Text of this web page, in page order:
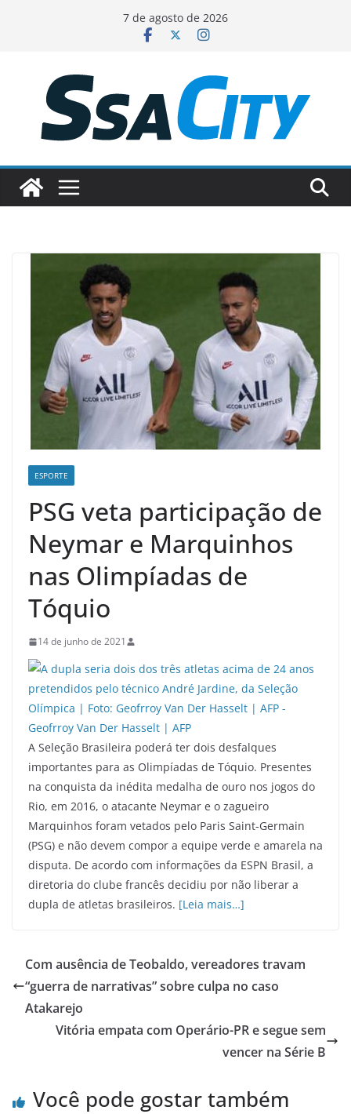
conteúdo
7 de agosto de 2026
ESPORTE
PSG veta participação de
Neymar e Marquinhos
nas Olimpíadas de
Tóquio
14 de junho de 2021
A Seleção Brasileira poderá ter dois desfalques
importantes para as Olimpíadas de Tóquio. Presentes
na conquista da inédita medalha de ouro nos jogos do
Rio, em 2016, o atacante Neymar e o zagueiro
Marquinhos foram vetados pelo Paris Saint-Germain
(PSG) e não devem compor a equipe verde e amarela na
disputa. De acordo com informações da ESPN Brasil, a
diretoria do clube francês decidiu por não liberar a
dupla de atletas brasileiros. [Leia mais…]
Com ausência de Teobaldo, vereadores travam
“guerra de narrativas” sobre culpa no caso
Atakarejo
Vitória empata com Operário-PR e segue sem
vencer na Série B
Você pode gostar também